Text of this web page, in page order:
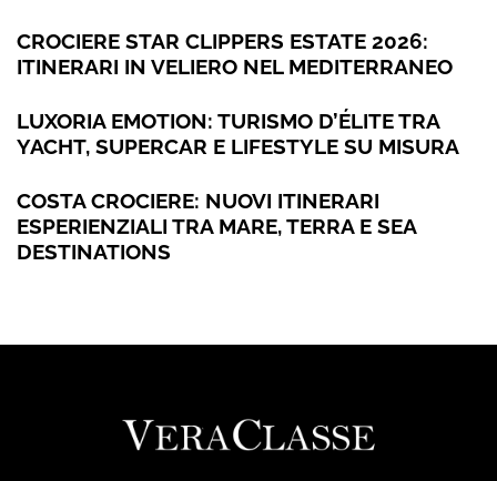
CROCIERE STAR CLIPPERS ESTATE 2026:
ITINERARI IN VELIERO NEL MEDITERRANEO
LUXORIA EMOTION: TURISMO D’ÉLITE TRA
YACHT, SUPERCAR E LIFESTYLE SU MISURA
COSTA CROCIERE: NUOVI ITINERARI
ESPERIENZIALI TRA MARE, TERRA E SEA
DESTINATIONS